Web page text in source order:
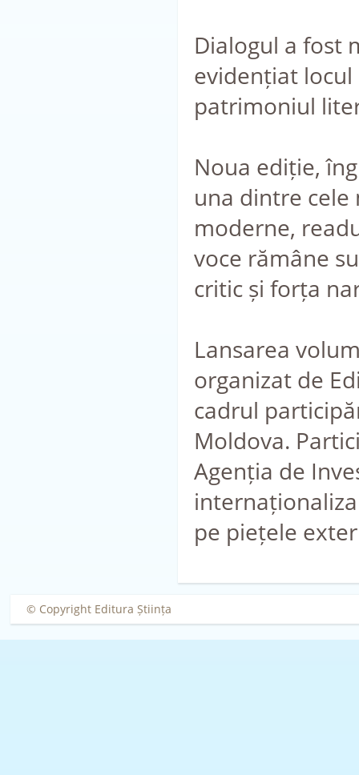
Dialogul a fost
evidențiat
patrimoniul
Noua ediție,
una dintre
moderne,
voce rămâne
critic și forța
Lansarea
organizat de
cadrul
Moldova.
Agenția de
pe piețele
© Copyright Editura Știința